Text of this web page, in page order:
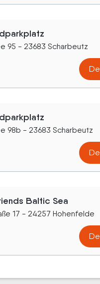
95 - 23683 Scharbeutz
98b - 23683 Scharbeutz
Baltic Sea
17 - 24257 Hohenfelde